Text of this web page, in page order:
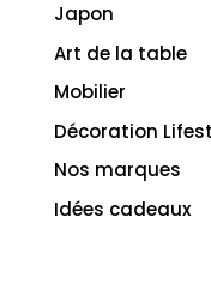
Japon
Art de la table
Mobilier
Décoration
Nos marques
Idées cadeaux